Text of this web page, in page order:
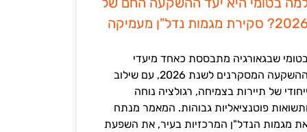
סקירת מגמות נדל"ן מעמיקה
שבגאורגיה מתבססת כאחד מיעדי
ההשקעה המסקרנים לשנת 2026, עם שילוב
של תיירות בצמיחה, רגולציה נוחה
פוטנציאליות גבוהות. המאמר מנתח
מגמות הנדל"ן המרכזיות בעיר, את השפעת